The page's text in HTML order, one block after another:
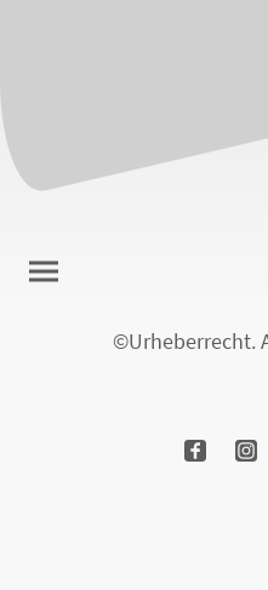
©Urheberrecht.